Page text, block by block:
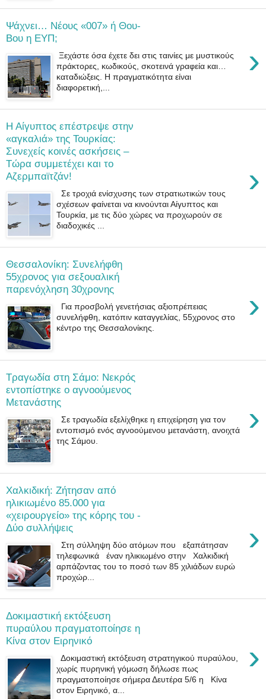
Ψάχνει… Nέους «007» ή Θου-
Βου η ΕΥΠ;
›
Ξεχάστε όσα έχετε δει στις ταινίες με μυστικούς
πράκτορες, κωδικούς, σκοτεινά γραφεία και…
καταδιώξεις. Η πραγματικότητα είναι
διαφορετική,...
Η Αίγυπτος επέστρεψε στην
«αγκαλιά» της Τουρκίας:
Συνεχείς κοινές ασκήσεις –
Τώρα συμμετέχει και το
Αζερμπαϊτζάν!
›
Σε τροχιά ενίσχυσης των στρατιωτικών τους
σχέσεων φαίνεται να κινούνται Αίγυπτος και
Τουρκία, με τις δύο χώρες να προχωρούν σε
διαδοχικές ...
Θεσσαλονίκη: Συνελήφθη
55χρονος για σεξουαλική
παρενόχληση 30χρονης
›
Για προσβολή γενετήσιας αξιοπρέπειας
συνελήφθη, κατόπιν καταγγελίας, 55χρονος στο
κέντρο της Θεσσαλονίκης.
Τραγωδία στη Σάμο: Νεκρός
εντοπίστηκε ο αγνοούμενος
Mετανάστης
›
Σε τραγωδία εξελίχθηκε η επιχείρηση για τον
εντοπισμό ενός αγνοούμενου μετανάστη, ανοιχτά
της Σάμου.
Χαλκιδική: Ζήτησαν από
ηλικιωμένο 85.000 για
«χειρουργείο» της κόρης του -
Δύο συλλήψεις
›
Στη σύλληψη δύο ατόμων που εξαπάτησαν
τηλεφωνικά έναν ηλικιωμένο στην Χαλκιδική
αρπάζοντας του το ποσό των 85 χιλιάδων ευρώ
προχώρ...
Δοκιμαστική εκτόξευση
πυραύλου πραγματοποίησε η
Κίνα στον Ειρηνικό
›
Δοκιμαστική εκτόξευση στρατηγικού πυραύλου,
χωρίς πυρηνική γόμωση δήλωσε πως
πραγματοποίησε σήμερα Δευτέρα 5/6 η Κίνα
στον Ειρηνικό, α...